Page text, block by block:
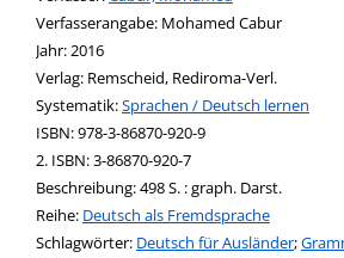
Verfasserangabe: Mohamed Cabur
Jahr:2016
Verlag: Remscheid, Rediroma-Verl.
opens in new tab
Diesen Link in neuem Tab öffnen
Systematik:Suche nach dieser Systematik
Sprachen / Deutsch lernen
Suche nach diesem Interessenskreis
ISBN:978-3-86870-920-9
2. ISBN:3-86870-920-7
Beschreibung:498 S. : graph. Darst.
Reihe: Deutsch als Fremdsprache
Schlagwörter: Deutsch für Ausländer;